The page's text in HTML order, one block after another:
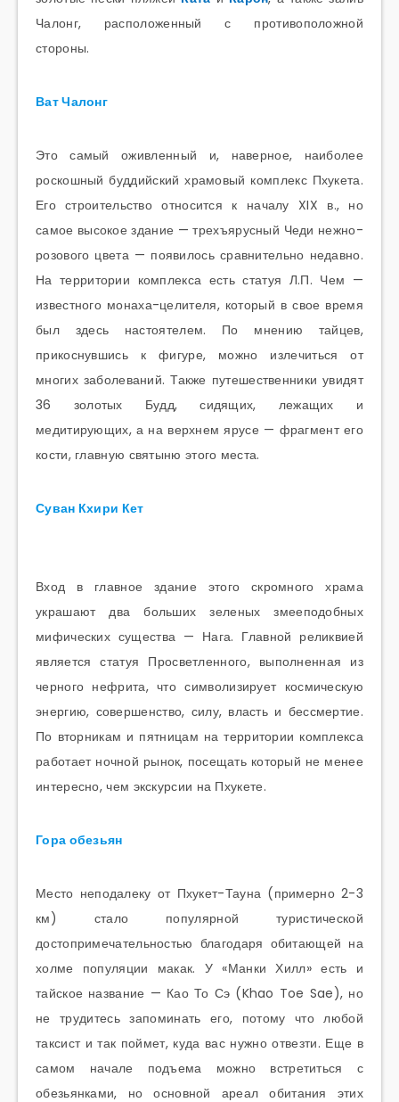
Чалонг, расположенный с противоположной
стороны.
Ват Чалонг
Это самый оживленный и, наверное, наиболее
роскошный буддийский храмовый комплекс Пхукета.
Его строительство относится к началу XIX в., но
самое высокое здание — трехъярусный Чеди нежно-
розового цвета — появилось сравнительно недавно.
На территории комплекса есть статуя Л.П. Чем —
известного монаха-целителя, который в свое время
был здесь настоятелем. По мнению тайцев,
прикоснувшись к фигуре, можно излечиться от
многих заболеваний. Также путешественники увидят
36 золотых Будд, сидящих, лежащих и
медитирующих, а на верхнем ярусе — фрагмент его
кости, главную святыню этого места.
Суван Кхири Кет
Вход в главное здание этого скромного храма
украшают два больших зеленых змееподобных
мифических существа — Нага. Главной реликвией
является статуя Просветленного, выполненная из
черного нефрита, что символизирует космическую
энергию, совершенство, силу, власть и бессмертие.
По вторникам и пятницам на территории комплекса
работает ночной рынок, посещать который не менее
интересно, чем экскурсии на Пхукете.
Гора обезьян
Место неподалеку от Пхукет-Тауна (примерно 2-3
км) стало популярной туристической
достопримечательностью благодаря обитающей на
холме популяции макак. У «Манки Хилл» есть и
тайское название — Као То Сэ (Khao Toe Sae), но
не трудитесь запоминать его, потому что любой
таксист и так поймет, куда вас нужно отвезти. Еще в
самом начале подъема можно встретиться с
обезьянками, но основной ареал обитания этих